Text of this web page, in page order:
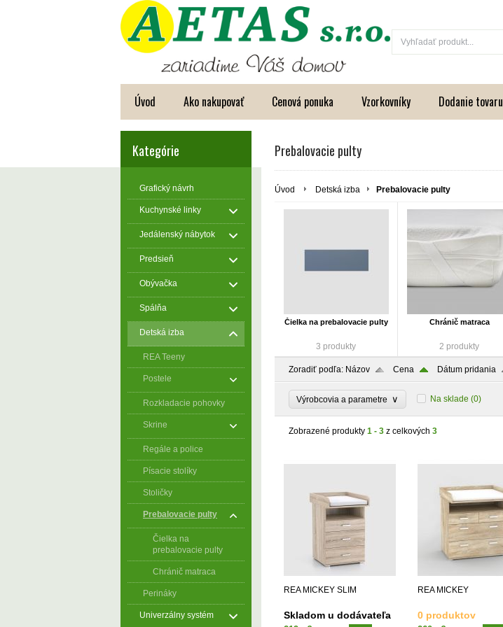
Úvod Ako nakupovať Cenová ponuka Vzorkovníky Dodanie tovaru
Kategórie
Grafický návrh
Kuchynské linky
Jedálenský nábytok
Predsieň
Obývačka
Spálňa
Detská izba
REA Teeny
Postele
Rozkladacie pohovky
Skrine
Regále a police
Písacie stolíky
Stoličky
Prebalovacie pulty
Čielka na
prebalovacie pulty
Chránič matraca
Perináky
Univerzálny systém
Prebalovacie pulty
Úvod Detská izba Prebalovacie pulty
Čielka na prebalovacie pulty
3 produkty
Chránič matraca
2 produkty
Zoradiť podľa: Názov Cena Dátum pridania
Výrobcovia a parametre ∨ Na sklade (0)
Zobrazené produkty 1 - 3 z celkových 3
REA MICKEY SLIM
Skladom u dodávateľa
REA MICKEY
0 produktov